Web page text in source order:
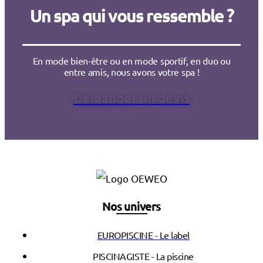
Un spa qui vous ressemble ?
En mode bien-être ou en mode sportif, en duo ou
entre amis, nous avons votre spa !
Nos univers
EUROPISCINE - Le label
PISCINAGISTE - La piscine